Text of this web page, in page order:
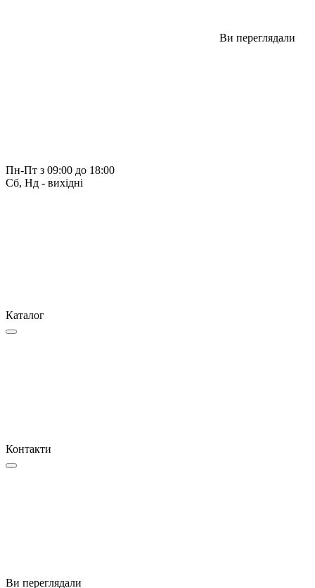
Ви переглядали
Пн-Пт з 09:00 до 18:00
Сб, Нд - вихідні
Каталог
Контакти
Ви переглядали